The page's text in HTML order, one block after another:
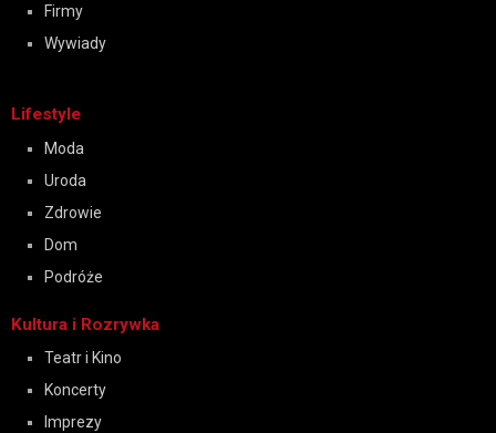
Firmy
Wywiady
Lifestyle
Moda
Uroda
Zdrowie
Dom
Podróże
Kultura i Rozrywka
Teatr i Kino
Koncerty
Imprezy